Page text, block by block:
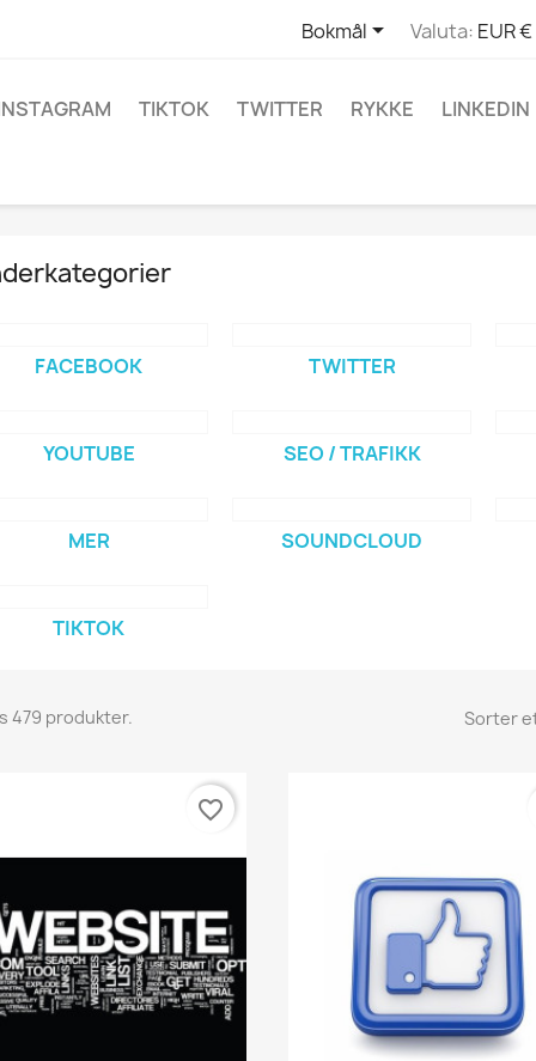
Bokmål Valuta: EUR €
TIKTOK TWITTER RYKKE LINKEDIN
FACEBOOK TWITTER
YOUTUBE SEO / TRAFIKK
MER SOUNDCLOUD
TIKTOK
479 produkter. Sorter
favorite_border